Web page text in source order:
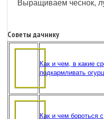
Выращиваем чеснок,
Советы дачнику
Как и чем, в какие
подкармливать
Как и чем бороться с